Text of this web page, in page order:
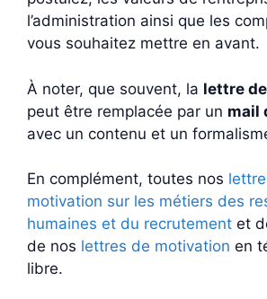
l’administration ainsi que les
vous souhaitez mettre en avant.
À noter, que souvent, la lettre
peut être remplacée par un mail
avec un contenu et un
En complément, toutes nos
motivation sur les métiers des
humaines et du recrutement et
de nos lettres de motivation en
libre.